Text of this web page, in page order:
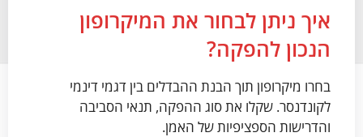
איך ניתן לבחור את המיקרופון
הנכון להפקה?
בחרו מיקרופון תוך הבנת ההבדלים בין דגמי דינמי
לקונדנסר. שקלו את סוג ההפקה, תנאי הסביבה
והדרישות הספציפיות של האמן.